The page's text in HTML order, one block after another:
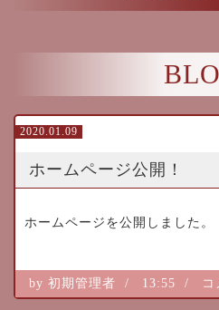
2020.01.09
ホームページ公開！
ホームページを公開しました。
by 初期管理者 13:55 コ